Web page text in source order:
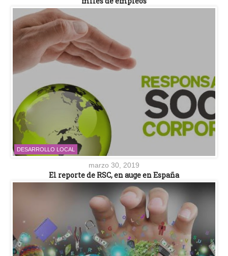
DESARROLLO LOCAL
marzo 30, 2019
El reporte de RSC, en auge en España